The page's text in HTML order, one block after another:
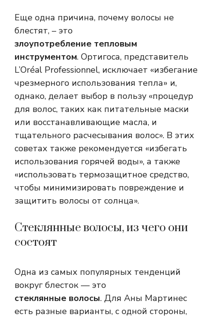
Еще одна причина, почему волосы не
блестят, – это
злоупотребление тепловым
инструментом. Ортигоса, представитель
L’Oréal Professionnel, исключает «избегание
чрезмерного использования тепла» и,
однако, делает выбор в пользу «процедур
для волос, таких как питательные маски
или восстанавливающие масла, и
тщательного расчесывания волос». В этих
советах также рекомендуется «избегать
использования горячей воды», а также
«использовать термозащитное средство,
чтобы минимизировать повреждение и
защитить волосы от солнца».
Стеклянные волосы, из чего они
состоят
Одна из самых популярных тенденций
вокруг блесток — это
стеклянные волосы. Для Аны Мартинес
есть разные варианты, с одной стороны,